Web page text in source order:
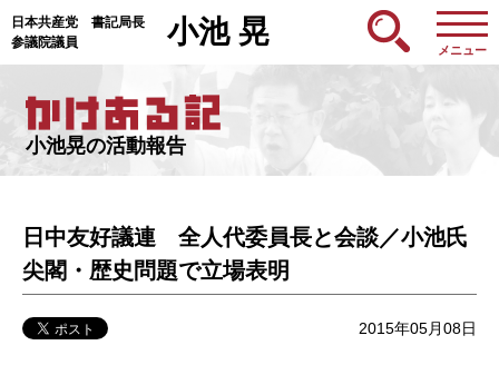
日本共産党 書記局長
参議院議員
小池 晃
メニュー
小池晃の活動報告
日中友好議連 全人代委員長と会談／小池氏
尖閣・歴史問題で立場表明
2015年05月08日